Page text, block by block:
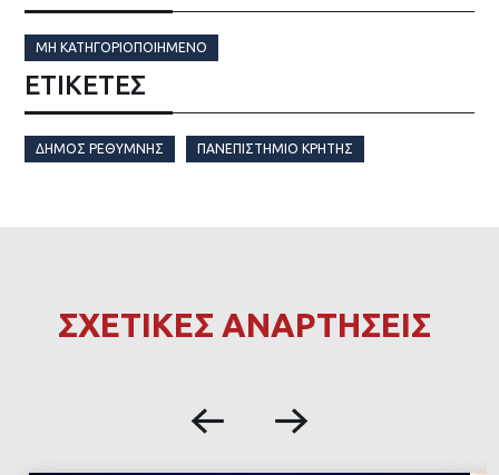
ΜΗ ΚΑΤΗΓΟΡΙΟΠΟΙΗΜΈΝΟ
ΕΤΙΚΈΤΕΣ
ΔΉΜΟΣ ΡΕΘΎΜΝΗΣ ΠΑΝΕΠΙΣΤΉΜΙΟ ΚΡΉΤΗΣ
ΣΧΕΤΙΚΕΣ ΑΝΑΡΤΗΣΕΙΣ